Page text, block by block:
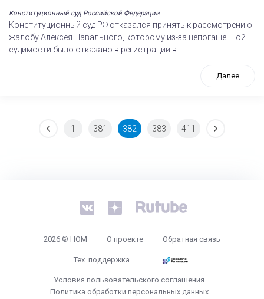
Конституционный суд Российской Федерации
Конституционный суд РФ отказался принять к рассмотрению
жалобу Алексея Навального, которому из-за непогашенной
судимости было отказано в регистрации в...
Далее
1 381 382 383 411
2026 © НОМ О проекте Обратная связь
Тех. поддержка
Условия пользовательского соглашения
Политика обработки персональных данных